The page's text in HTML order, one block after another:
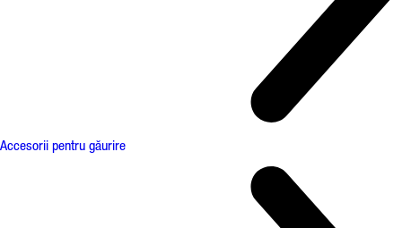
Accesorii pentru găurire